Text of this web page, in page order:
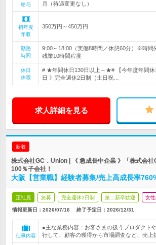
給与
月（待遇変更なし）
初年度
年収
350万円～450万円
勤務
時間
9:00～18:00（実働8時間／休憩60分）※時
残業10時間程度
休日
休暇
# ★年間休日130日以上～★# 【今年度年間休
日 》完全週休2日制（土日祝…
求人詳細を見る
新着
株式会社GC．Union | 《 急成長中企業 》「株式会
100％子会社！
大阪【営業職】経験者募集/売上高成長率
正社員 急募 完全週休2日制 第二新卒歓迎 女
情報更新日：2026/07/16 終了予定日： 2026/12/31
仕事内容
●主な業務内容：お客さまの扱うプロダクト
行して、顧客の獲得から市場調査など、売上